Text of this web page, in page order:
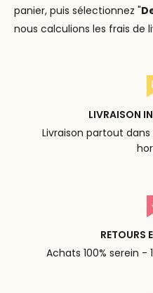
panier, puis sélectionnez "
nous calculions les frais de
LIVRAISON
Livraison partout
RETOURS
Achats 100% serein